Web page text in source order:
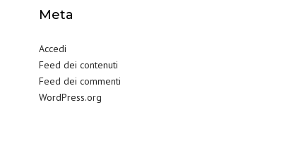
Meta
Accedi
Feed dei contenuti
Feed dei commenti
WordPress.org